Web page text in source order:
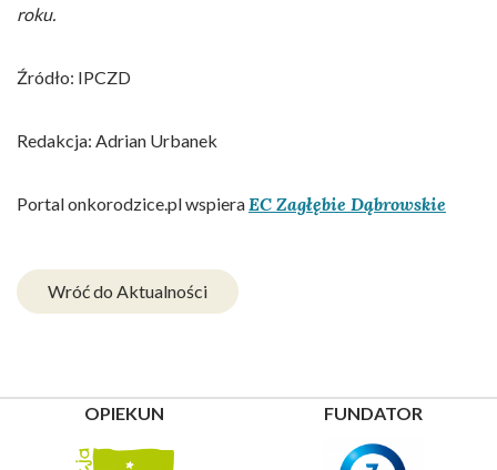
roku.
Źródło: IPCZD
Redakcja: Adrian Urbanek
Portal onkorodzice.pl wspieraEC Zagłębie Dąbrowskie
Wróć do Aktualności
OPIEKUN FUNDATOR